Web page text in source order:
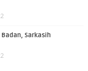
Sarkasih